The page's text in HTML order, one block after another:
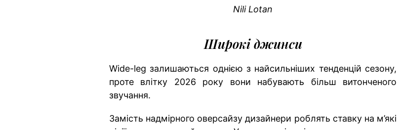
Nili Lotan
Широкі джинси
Wide-leg залишаються однією з найсильніших тенденцій сезону,
проте влітку 2026 року вони набувають більш витонченого
звучання.
Замість надмірного оверсайзу дизайнери роблять ставку на м’які